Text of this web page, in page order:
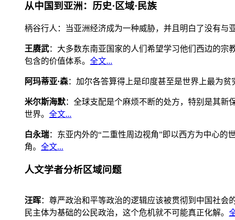
从中国到亚洲：历史·区域·民族
柄谷行人：当亚洲经济成为一种威胁，并且明白了没有与
王赓武：大多数东南亚国家的人们希望学习他们西边的
包含的价值体系。 全文...
阿玛蒂亚·森：加尔各答算得上是印度甚至是世界上最为
米尔斯海默：全球支配是个麻烦不断的处方，特别是其
世界。 全文...
白永瑞：东亚内外的“二重性周边视角”即以西方为中心
角。 全文...
人文学者分析区域问题
汪晖：尊严政治和平等政治的逻辑应该被贯彻到中国社
民主体为基础的公民政治，这个危机就不可能真正化解。